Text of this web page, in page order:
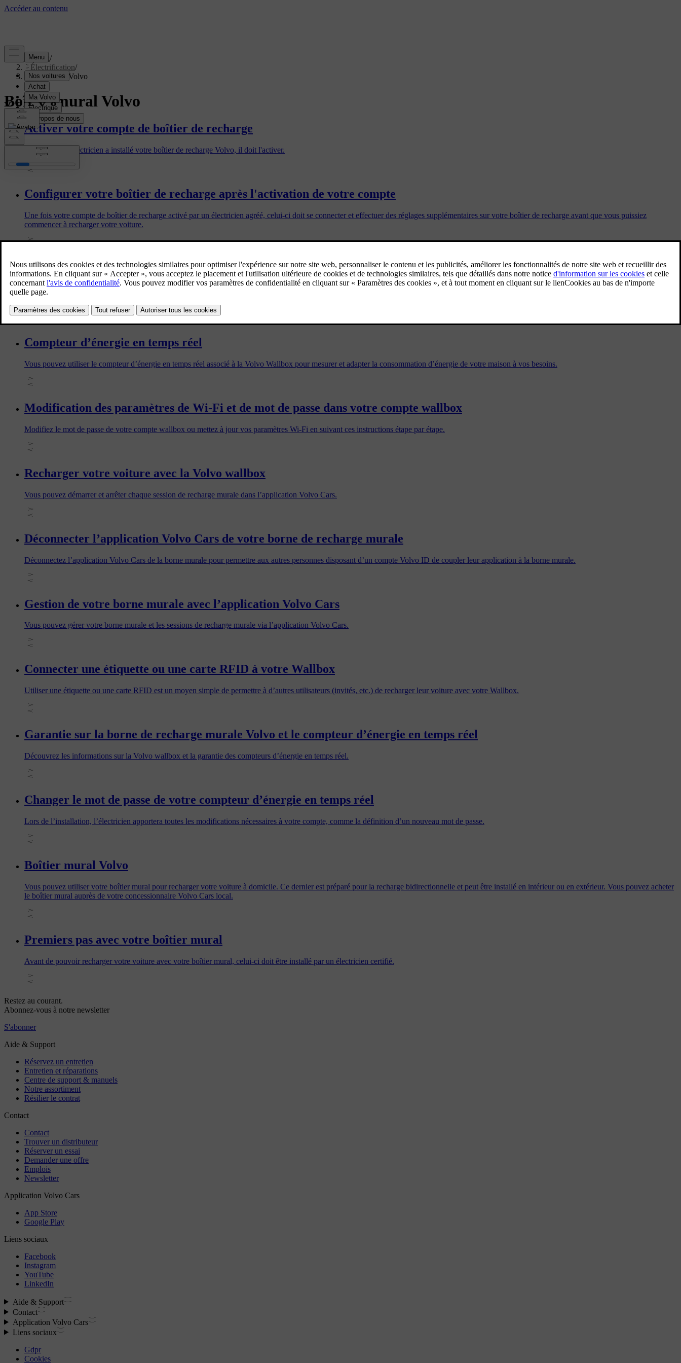
Support/
Électrification/
Boîtier mural Volvo
Boîtier mural Volvo
Activer votre compte de boîtier de recharge
Une fois que l'électricien a installé votre boîtier de recharge Volvo, il doit l'activer.
Configurer votre boîtier de recharge après l'activation de votre compte
Une fois votre compte de boîtier de recharge activé par un électricien agréé, celui-ci doit se connecter et effectuer des réglages supplémentaires sur votre boîtier de recharge avant que vous puissiez
commencer à recharger votre voiture.
Connexion de l'application Volvo Cars à votre boîtier de recharge
Vous pouvez connecter l'application Volvo Cars à votre boîtier de recharge, même si vous n'êtes pas propriétaire d'une Volvo. Cela vous permet d'accéder à toutes les fonctions de recharge de votre boîtier
de recharge.
Compteur d’énergie en temps réel
Vous pouvez utiliser le compteur d’énergie en temps réel associé à la Volvo Wallbox pour mesurer et adapter la consommation d’énergie de votre maison à vos besoins.
Modification des paramètres de Wi-Fi et de mot de passe dans votre compte wallbox
Modifiez le mot de passe de votre compte wallbox ou mettez à jour vos paramètres Wi-Fi en suivant ces instructions étape par étape.
Recharger votre voiture avec la Volvo wallbox
Vous pouvez démarrer et arrêter chaque session de recharge murale dans l’application Volvo Cars.
Déconnecter l’application Volvo Cars de votre borne de recharge murale
Déconnectez l’application Volvo Cars de la borne murale pour permettre aux autres personnes disposant d’un compte Volvo ID de coupler leur application à la borne murale.
Gestion de votre borne murale avec l’application Volvo Cars
Vous pouvez gérer votre borne murale et les sessions de recharge murale via l’application Volvo Cars.
Connecter une étiquette ou une carte RFID à votre Wallbox
Utiliser une étiquette ou une carte RFID est un moyen simple de permettre à d’autres utilisateurs (invités, etc.) de recharger leur voiture avec votre Wallbox.
Garantie sur la borne de recharge murale Volvo et le compteur d’énergie en temps réel
Découvrez les informations sur la Volvo wallbox et la garantie des compteurs d’énergie en temps réel.
Changer le mot de passe de votre compteur d’énergie en temps réel
Lors de l’installation, l’électricien apportera toutes les modifications nécessaires à votre compte, comme la définition d’un nouveau mot de passe.
Boîtier mural Volvo
Vous pouvez utiliser votre boîtier mural pour recharger votre voiture à domicile. Ce dernier est préparé pour la recharge bidirectionnelle et peut être installé en intérieur ou en extérieur. Vous pouvez acheter
le boîtier mural auprès de votre concessionnaire Volvo Cars local.
Premiers pas avec votre boîtier mural
Avant de pouvoir recharger votre voiture avec votre boîtier mural, celui-ci doit être installé par un électricien certifié.